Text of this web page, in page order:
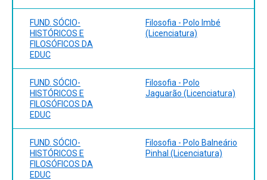
FUND. SÓCIO-
HISTÓRICOS E
FILOSÓFICOS DA
EDUC
Filosofia - Polo Imbé
(Licenciatura)
FUND. SÓCIO-
HISTÓRICOS E
FILOSÓFICOS DA
EDUC
Filosofia - Polo
Jaguarão (Licenciatura)
FUND. SÓCIO-
HISTÓRICOS E
FILOSÓFICOS DA
EDUC
Filosofia - Polo Balneário
Pinhal (Licenciatura)